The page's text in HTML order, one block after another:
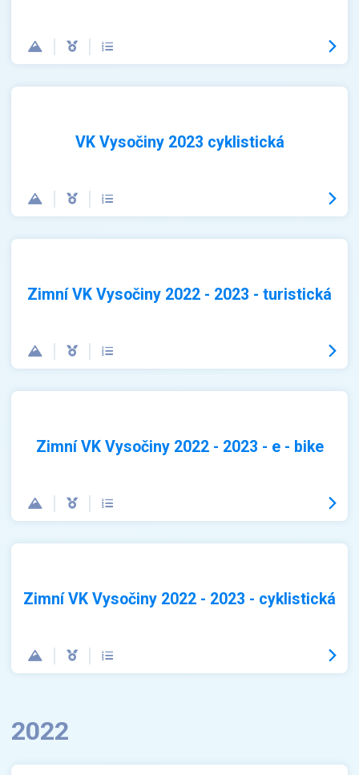
VK Vysočiny 2023 cyklistická
Zimní VK Vysočiny 2022 - 2023 - turistická
Zimní VK Vysočiny 2022 - 2023 - e - bike
Zimní VK Vysočiny 2022 - 2023 - cyklistická
2022